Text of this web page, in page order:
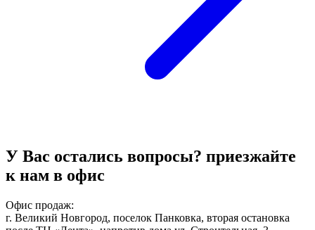
У Вас остались вопросы? приезжайте
к нам в офис
Офис продаж:
г. Великий Новгород, поселок Панковка, вторая остановка